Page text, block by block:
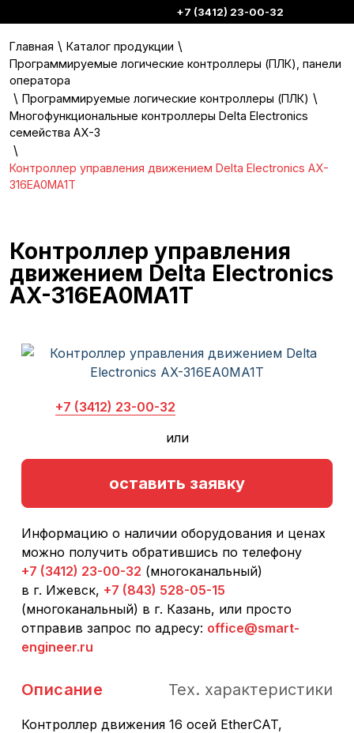
+7 (3412) 23-00-32
Главная \ Каталог продукции \
Программируемые логические контроллеры (ПЛК), панели
оператора
\ Программируемые логические контроллеры (ПЛК) \
Многофункциональные контроллеры Delta Electronics
семейства AX-3
\
Контроллер управления движением Delta Electronics AX-
316EA0MA1T
Контроллер управления
движением Delta Electronics
AX-316EA0MA1T
+7 (3412) 23-00-32
или
оставить заявку
Информацию о наличии оборудования и ценах
можно получить обратившись по телефону
+7 (3412) 23-00-32 (многоканальный)
в г. Ижевск, +7 (843) 528-05-15
(многоканальный) в г. Казань, или просто
отправив запрос по адресу: office@smart-
engineer.ru
Описание Тех. характеристики
Контроллер движения 16 осей EtherCAT,